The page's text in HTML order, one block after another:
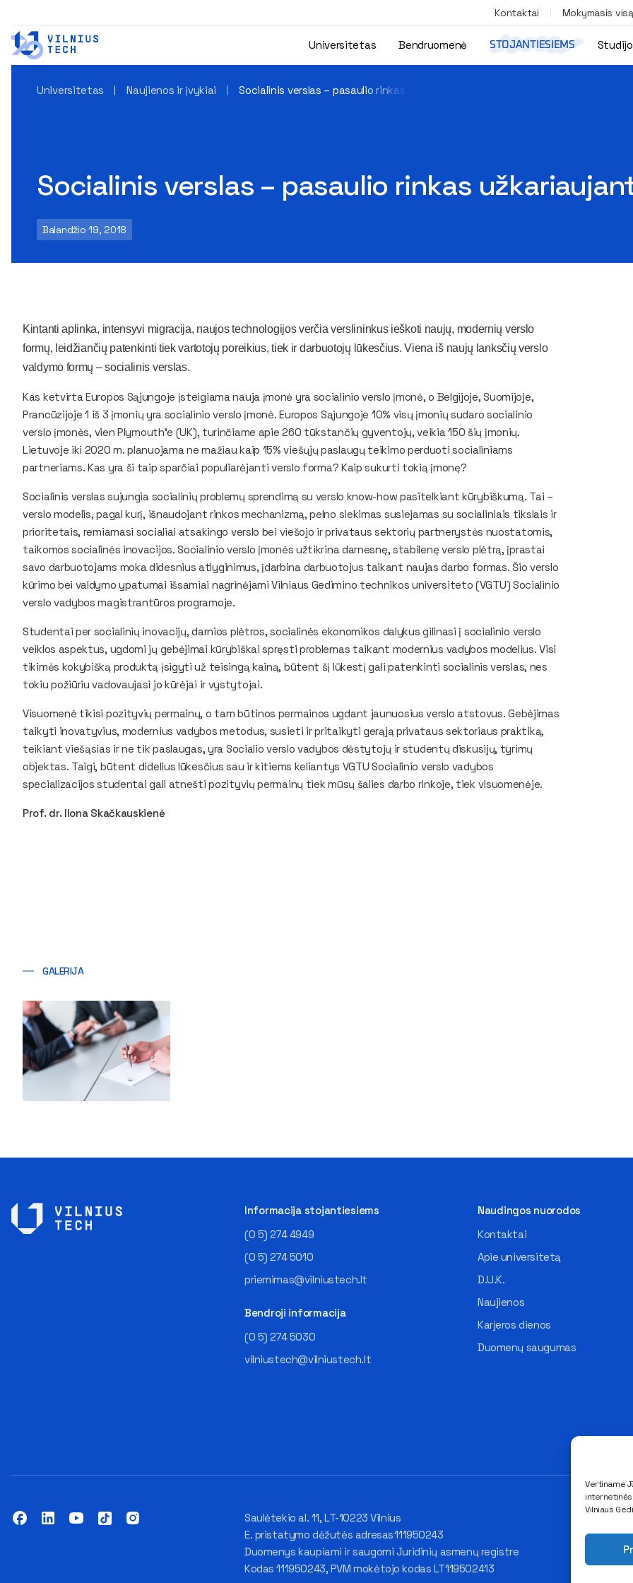
Vertiname
Vilniaus
Kontaktai Mokymasis
Universitetas Bendruomenė STOJANTIESIEMS
Universitetas Naujienos ir įvykiai Socialinis verslas – pasaulio rinkas užkariaujanti verslo forma
Socialinis verslas – pasaulio rinkas
Balandžio 19, 2018
Kintanti aplinka, intensyvi migracija, naujos technologijos verčia verslininkus ieškoti naujų, modernių verslo
formų, leidžiančių patenkinti tiek vartotojų poreikius, tiek ir darbuotojų lūkesčius. Viena iš naujų lanksčių verslo
valdymo formų – socialinis verslas.
Kas ketvirta Europos Sąjungoje įsteigiama nauja įmonė yra socialinio verslo įmonė, o Belgijoje, Suomijoje,
Prancūzijoje1 iš 3 įmonių yra socialinio verslo įmonė. Europos Sąjungoje 10% visų įmonių sudaro socialinio
verslo įmonės, vien Plymouth’e (UK), turinčiame apie 260 tūkstančių gyventojų, veikia 150 šių įmonių.
Lietuvoje iki 2020 m. planuojama ne mažiau kaip 15% viešųjų paslaugų teikimo perduoti socialiniams
partneriams. Kas yra ši taip sparčiai populiarėjanti verslo forma? Kaip sukurti tokią įmonę?
Socialinis verslas sujungia socialinių problemų sprendimą su verslo know-howpasitelkiant kūrybiškumą. Tai –
verslo modelis, pagal kurį, išnaudojant rinkos mechanizmą, pelno siekimas susiejamas su socialiniais tikslais ir
prioritetais, remiamasi socialiai atsakingo verslo bei viešojo ir privataus sektorių partnerystės nuostatomis,
taikomos socialinės inovacijos. Socialinio verslo įmonės užtikrina darnesnę, stabilenę verslo plėtrą, įprastai
savo darbuotojams moka didesnius atlyginimus, įdarbina darbuotojus taikant naujas darbo formas. Šio verslo
kūrimo bei valdymo ypatumai išsamiai nagrinėjami Vilniaus Gedimino technikos universiteto (VGTU) Socialinio
verslo vadybos magistrantūros programoje.
Studentai per socialinių inovacijų, darnios plėtros, socialinės ekonomikos dalykus gilinasi į socialinio verslo
veiklos aspektus, ugdomi jų gebėjimai kūrybiškai spręsti problemas taikant modernius vadybos modelius. Visi
tikimės kokybišką produktą įsigyti už teisingą kainą, būtent šį lūkestį gali patenkinti socialinis verslas, nes
tokiu požiūriu vadovaujasi jo kūrėjai ir vystytojai.
Visuomenė tikisi pozityvių permainų, o tam būtinos permainos ugdant jaunuosius verslo atstovus. Gebėjimas
taikyti inovatyvius, modernius vadybos metodus, susieti ir pritaikyti gerąją privataus sektoriaus praktiką,
teikiant viešąsias ir ne tik paslaugas, yra Socialio verslo vadybos dėstytojų ir studentų diskusijų, tyrimų
objektas. Taigi, būtent didelius lūkesčius sau ir kitiems keliantys VGTU Socialinio verslo vadybos
specializacijos studentai gali atnešti pozityvių permainų tiek mūsų šalies darbo rinkoje, tiek visuomenėje.
Prof. dr. Ilona Skačkauskienė
GALERIJA
Informacija stojantiesiems
(0 5) 274 4949
(0 5) 274 5010
priemimas@vilniustech.lt
Bendroji informacija
(0 5) 274 5030
vilniustech@vilniustech.lt
Naudingos nuorodos
Kontaktai
Apie universitetą
D.U.K.
Naujienos
Karjeros dienos
Duomenų saugumas
Saulėtekio al. 11, LT-10223 Vilnius
E. pristatymo dėžutės adresas 111950243
Duomenys kaupiami ir saugomi Juridinių asmenų registre
Kodas 111950243, PVM mokėtojo kodas LT119502413